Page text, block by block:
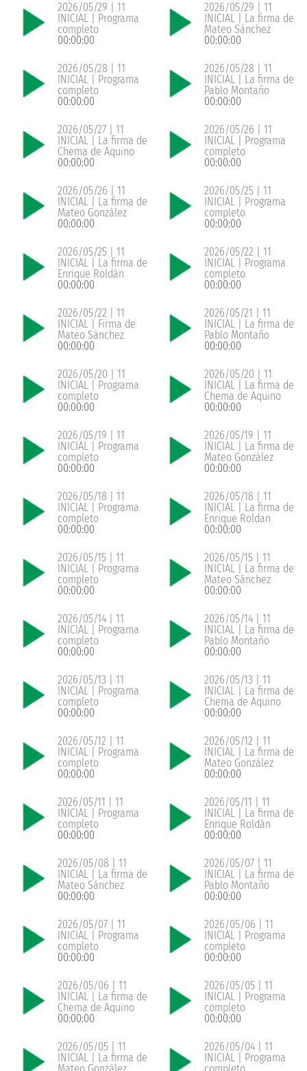
2026/05/29 | 11
INICIAL | Programa
completo
00:00:00
2026/05/29 | 11
INICIAL | La firma de
Mateo Sánchez
00:00:00
2026/05/28 | 11
INICIAL | Programa
completo
00:00:00
2026/05/28 | 11
INICIAL | La firma de
Pablo Montaño
00:00:00
2026/05/27 | 11
INICIAL | La firma de
Chema de Aquino
00:00:00
2026/05/26 | 11
INICIAL | Programa
completo
00:00:00
2026/05/26 | 11
INICIAL | La firma de
Mateo González
00:00:00
2026/05/25 | 11
INICIAL | Programa
completo
00:00:00
2026/05/25 | 11
INICIAL | La firma de
Enrique Roldán
00:00:00
2026/05/22 | 11
INICIAL | Programa
completo
00:00:00
2026/05/22 | 11
INICIAL | Firma de
Mateo Sánchez
00:00:00
2026/05/21 | 11
INICIAL | La firma de
Pablo Montaño
00:00:00
2026/05/20 | 11
INICIAL | Programa
completo
00:00:00
2026/05/20 | 11
INICIAL | La firma de
Chema de Aquino
00:00:00
2026/05/19 | 11
INICIAL | Programa
completo
00:00:00
2026/05/19 | 11
INICIAL | La firma de
Mateo González
00:00:00
2026/05/18 | 11
INICIAL | Programa
completo
00:00:00
2026/05/18 | 11
INICIAL | La firma de
Enrique Roldan
00:00:00
2026/05/15 | 11
INICIAL | Programa
completo
00:00:00
2026/05/15 | 11
INICIAL | La firma de
Mateo Sánchez
00:00:00
2026/05/14 | 11
INICIAL | Programa
completo
00:00:00
2026/05/14 | 11
INICIAL | La firma de
Pablo Montaño
00:00:00
2026/05/13 | 11
INICIAL | Programa
completo
00:00:00
2026/05/13 | 11
INICIAL | La firma de
Chema de Aquino
00:00:00
2026/05/12 | 11
INICIAL | Programa
completo
00:00:00
2026/05/12 | 11
INICIAL | La firma de
Mateo González
00:00:00
2026/05/11 | 11
INICIAL | Programa
completo
00:00:00
2026/05/11 | 11
INICIAL | La firma de
Enrique Roldán
00:00:00
2026/05/08 | 11
INICIAL | La firma de
Mateo Sánchez
00:00:00
2026/05/07 | 11
INICIAL | La firma de
Pablo Montaño
00:00:00
2026/05/07 | 11
INICIAL | Programa
completo
00:00:00
2026/05/06 | 11
INICIAL | Programa
completo
00:00:00
2026/05/06 | 11
INICIAL | La firma de
Chema de Aquino
00:00:00
2026/05/05 | 11
INICIAL | Programa
completo
00:00:00
2026/05/05 | 11
INICIAL | La firma de
2026/05/04 | 11
INICIAL | Programa